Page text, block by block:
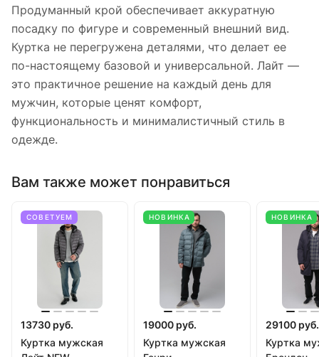
Продуманный крой обеспечивает аккуратную
посадку по фигуре и современный внешний вид.
Куртка не перегружена деталями, что делает ее
по-настоящему базовой и универсальной. Лайт —
это практичное решение на каждый день для
мужчин, которые ценят комфорт,
функциональность и минималистичный стиль в
одежде.
Вам также может понравиться
СОВЕТУЕМ
13730 руб.
Куртка мужская
НОВИНКА
19000 руб.
Куртка мужская
НОВИНКА
29100 руб.
Куртка